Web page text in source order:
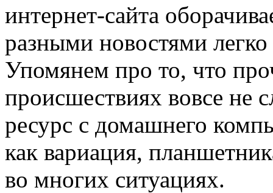
интернет-сайта
разными новостями
Упомянем про то, что
происшествиях вовсе не
ресурс с домашнего
как вариация,
во многих ситуациях.